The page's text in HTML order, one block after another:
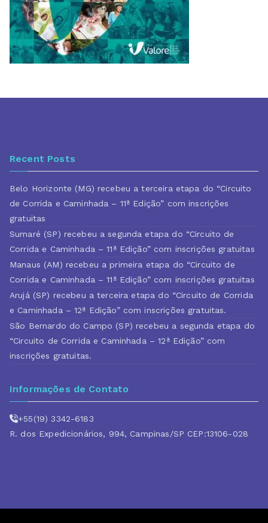
Recent Posts
Belo Horizonte (MG) recebeu a terceira etapa do “Circuito
de Corrida e Caminhada – 11ª Edição” com inscrições
gratuitas
Sumaré (SP) recebeu a segunda etapa do “Circuito de
Corrida e Caminhada – 11ª Edição” com inscrições gratuitas
Manaus (AM) recebeu a primeira etapa do “Circuito de
Corrida e Caminhada – 11ª Edição” com inscrições gratuitas
Arujá (SP) recebeu a terceira etapa do “Circuito de Corrida
e Caminhada – 12ª Edição” com inscrições gratuitas.
São Bernardo do Campo (SP) recebeu a segunda etapa do
“Circuito de Corrida e Caminhada – 12ª Edição” com
inscrições gratuitas.
Informações de Contato
+55(19) 3342-6183
R. dos Expedicionários, 994, Campinas/SP CEP:13106-028